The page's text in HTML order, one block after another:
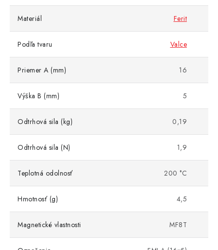
Materiál Ferit
Podľa tvaru Valce
Priemer A (mm) 16
Výška B (mm) 5
Odtrhová sila (kg) 0,19
Odtrhová sila (N) 1,9
Teplotná odolnosť 200 °C
Hmotnosť (g) 4,5
Magnetické vlastnosti MF8T